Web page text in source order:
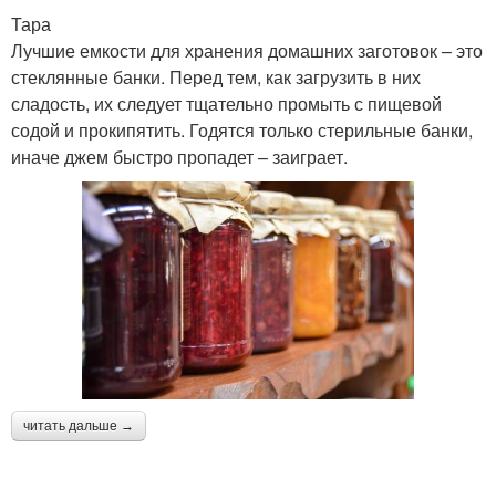
Тара
Лучшие емкости для хранения домашних заготовок – это
стеклянные банки. Перед тем, как загрузить в них
сладость, их следует тщательно промыть с пищевой
содой и прокипятить. Годятся только стерильные банки,
иначе джем быстро пропадет – заиграет.
читать дальше →